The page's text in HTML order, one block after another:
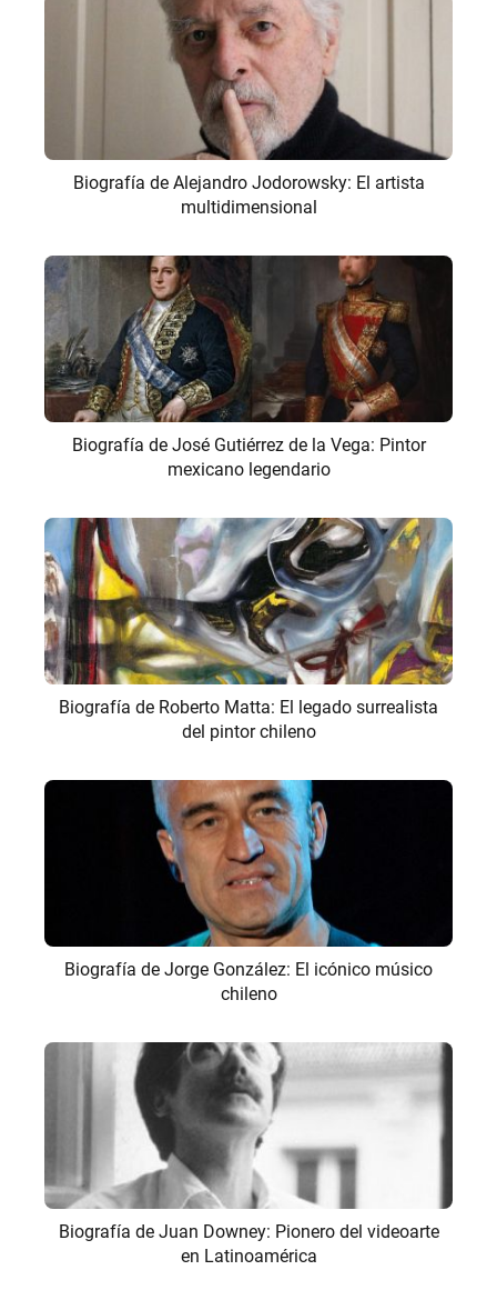
Biografía de Alejandro Jodorowsky: El artista
multidimensional
Biografía de José Gutiérrez de la Vega: Pintor
mexicano legendario
Biografía de Roberto Matta: El legado surrealista
del pintor chileno
Biografía de Jorge González: El icónico músico
chileno
Biografía de Juan Downey: Pionero del videoarte
en Latinoamérica